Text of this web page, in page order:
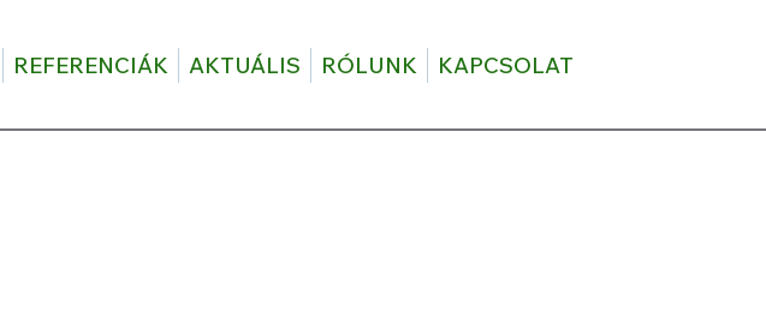
REFERENCIÁK AKTUÁLIS RÓLUNK KAPCSOLAT